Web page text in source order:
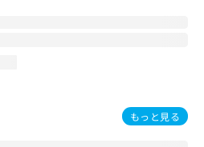
もっと見る